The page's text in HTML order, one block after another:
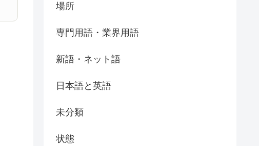
場所
専門用語・業界用語
新語・ネット語
日本語と英語
未分類
状態